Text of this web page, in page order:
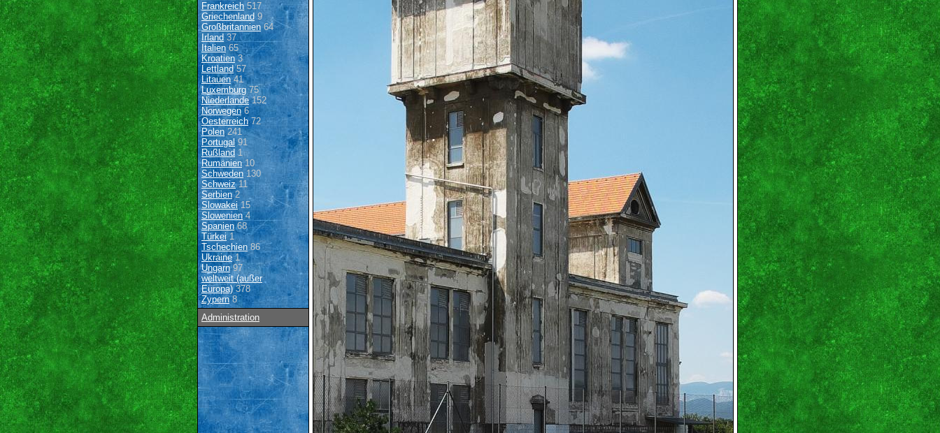
Frankreich517
Griechenland9
Großbritannien64
Irland 37
Italien65
Kroatien3
Lettland57
Litauen41
Luxemburg 75
Niederlande152
Norwegen6
Oesterreich72
Polen 241
Portugal91
Rußland 1
Rumänien10
Schweden 130
Schweiz11
Serbien2
Slowakei15
Slowenien4
Spanien68
Türkei1
Tschechien 86
Ukraine1
Ungarn97
weltweit (außer
Europa)378
Zypern8
Administration